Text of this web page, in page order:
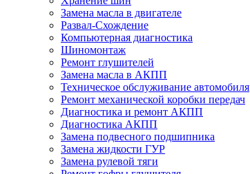
Замена масла в двигателе
Развал-Схождение
Компьютерная диагностика
Шиномонтаж
Ремонт глушителей
Замена масла в АКПП
Техническое обслуживание автомобиля
Ремонт механической коробки передач
Диагностика и ремонт АКПП
Диагностика АКПП
Замена подвесного подшипника
Замена жидкости ГУР
Замена рулевой тяги